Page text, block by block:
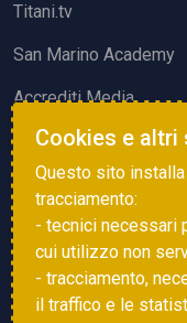
Titani.tv
San Marino Academy
Accrediti Media
ATTIVITÀ ED
Squadre di Calcio
Associazione
Vota gol e parata
Cookies e
Questo sito
tracciamento:
- tecnici necessari
cui utilizzo non
- tracciamento,
il traffico e le